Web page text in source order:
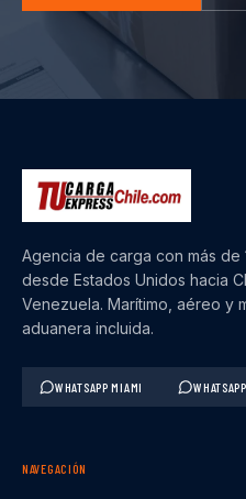
Agencia de carga con más de
desde Estados Unidos hacia
Venezuela. Marítimo, aéreo y
aduanera incluida.
WHATSAPP MIAMI
NAVEGACIÓN